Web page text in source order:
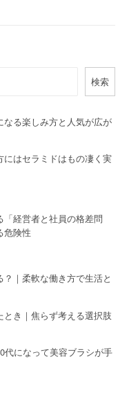
検索
る楽しみ方と人気が広が
にはセラミドはもの凄く実
経営者と社員の格差問
危険性
｜柔軟な働き方で生活と
き｜焦らず考える選択肢
代になって美容ブラシが手